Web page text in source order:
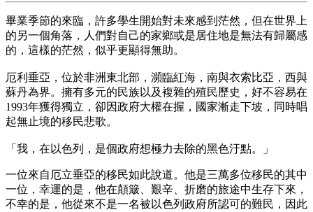
畢業季節的來臨，許多學生開始對未來感到茫然，但在世界上
的另一個角落，人們對自己的家鄉或是居住地是無法有歸屬感
的，這樣的茫然，似乎更顯得無助。
厄利垂亞，位於非洲東北部，瀕臨紅海，南與衣索比亞，西與
蘇丹為界。擁有多元的民族以及複雜的殖民歷史，好不容易在
1993年獲得獨立，卻因政府大權在握，國家漸走下坡，同時唱
起無止境的移民悲歌。
「我，在以色列，是個政府想極力去除的黑色汙點。」
一位來自厄立垂亞的移民如此說道。他是三萬多位移民的其中
一位，幸運的是，他在顛簸、艱辛、折磨的旅途中生存下來，
不幸的是，他從來不是一名被以色列政府所認可的難民，因此